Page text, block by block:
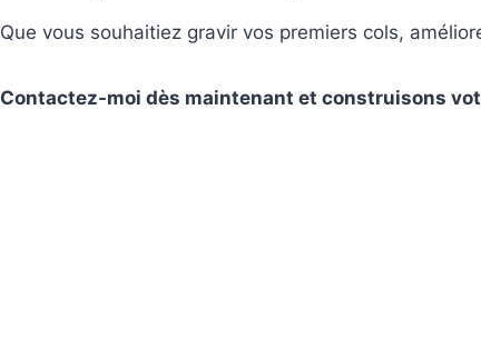
Que vous souhaitiez gravir vos premiers cols,
Contactez-moi dès maintenant et construisons